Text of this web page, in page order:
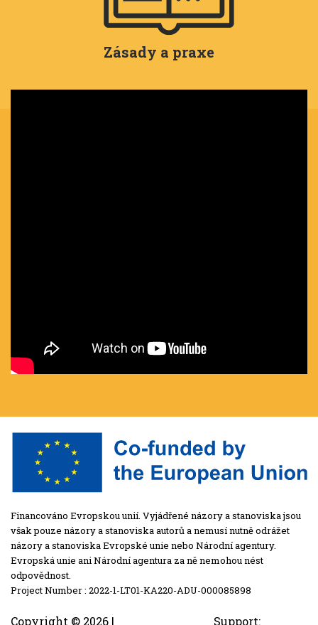
Zásady a praxe
Financováno Evropskou unií. Vyjádřené názory a stanoviska jsou
však pouze názory a stanoviska autorů a nemusí nutně odrážet
názory a stanoviska Evropské unie nebo Národní agentury.
Evropská unie ani Národní agentura za ně nemohou nést
odpovědnost.
Project Number : 2022-1-LT01-KA220-ADU-000085898
Copyright © 2026 | Support: